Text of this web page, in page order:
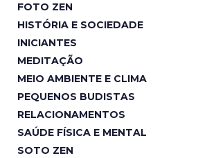
FOTO ZEN
HISTÓRIA E SOCIEDADE
INICIANTES
MEDITAÇÃO
MEIO AMBIENTE E CLIMA
PEQUENOS BUDISTAS
RELACIONAMENTOS
SAÚDE FÍSICA E MENTAL
SOTO ZEN